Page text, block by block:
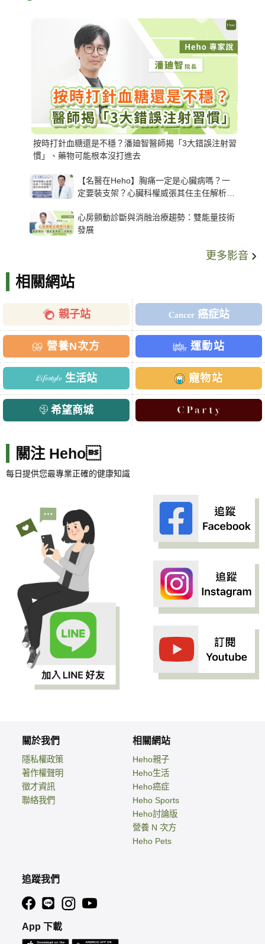
按時打針血糖還是不穩？潘廸智醫師揭「3大錯誤注射習
慣」、藥物可能根本沒打進去
【名醫在Heho】胸痛一定是心臟病嗎？一
定要裝支架？心臟科權威張其任主任解析支
心房顫動診斷與消融治療趨勢：雙能量技術
發展
更多影音
相關網站
親子站 癌症站
營養N次方 運動站
生活站 寵物站
希望商城
關注 Heho
每日提供您最專業正確的健康知識
關於我們
隱私權政策
著作權聲明
徵才資訊
聯絡我們
相關網站
Heho親子
Heho生活
Heho癌症
Heho Sports
Heho討論版
營養 N 次方
Heho Pets
追蹤我們
App 下載